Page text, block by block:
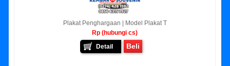
Plakat Penghargaan | Model Plakat T
Rp (hubungi cs)
Detail
Beli